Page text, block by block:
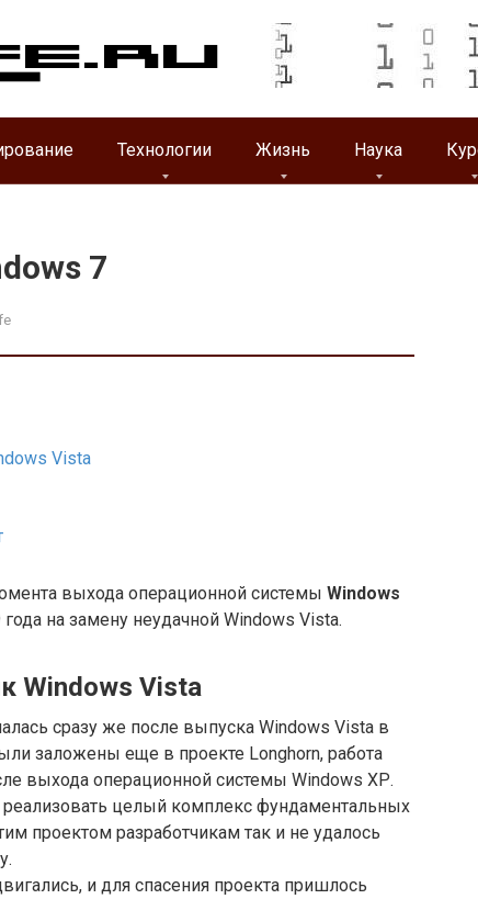
Технологии Жизнь Наука
7
Vista
выхода операционной системы Windows
на замену неудачной Windows Vista.
Windows Vista
сразу же после выпуска Windows Vista в
заложены еще в проекте Longhorn, работа
выхода операционной системы Windows ХР.
реализовать целый комплекс фундаментальных
проектом разработчикам так и не удалось
и для спасения проекта пришлось